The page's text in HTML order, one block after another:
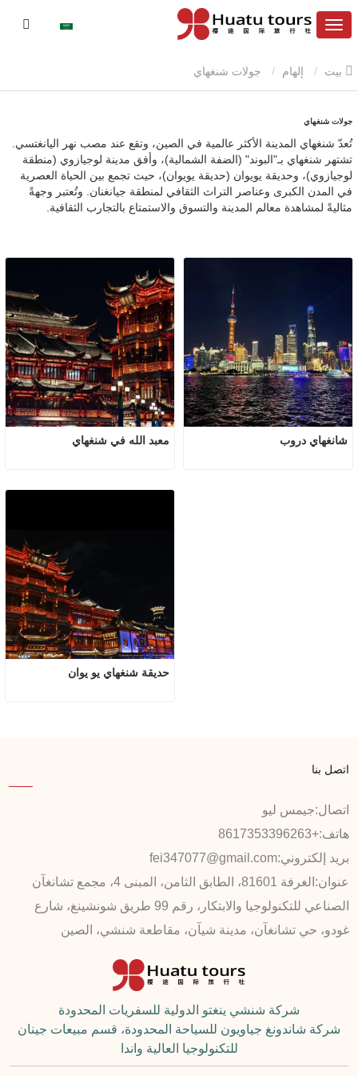
إلهام
جولات شنغهاي
تُعدّ شنغهاي المدينة الأكثر عالمية في الصين، وتقع عند مصب نهر اليانغتسي.
تشتهر شنغهاي بـ"البوند" (الضفة الشمالية)، وأفق مدينة لوجيازوي (منطقة
لوجيازوي)، وحديقة يويوان (حديقة يويوان)، حيث تجمع بين الحياة العصرية
في المدن الكبرى وعناصر التراث الثقافي لمنطقة جيانغنان. وتُعتبر وجهةً
مثاليةً لمشاهدة معالم المدينة والتسوق والاستمتاع بالتجارب الثقافية.
معبد الله في شنغهاي شانغهاي دروب
حديقة شنغهاي يو يوان
اتصل بنا
اتصال:جيمس ليو
هاتف:+8617353396263
بريد إلكتروني:fei347077@gmail.com
عنوان:
الغرفة 81601، الطابق الثامن، المبنى 4، مجمع تشانغآن
الصناعي للتكنولوجيا والابتكار، رقم 99 طريق شونشينغ، شارع
غودو، حي تشانغآن، مدينة شيآن، مقاطعة شنشي، الصين
شركة شنشي ينغتو الدولية للسفريات المحدودة
شركة شاندونغ جياويون للسياحة المحدودة، قسم مبيعات جينان
للتكنولوجيا العالية واندا